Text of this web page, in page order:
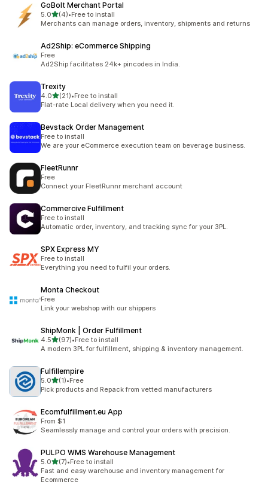
GoBolt Merchant Portal
5.0별 5개 중
(4)
총 리뷰 4개
•Free to install
Merchants can manage orders, inventory, shipments and returns
Ad2Ship: eCommerce Shipping
Free
Ad2Ship facilitates 24k+ pincodes in India.
Trexity
4.0별 5개 중
(21)
총 리뷰 21개
•Free to install
Flat-rate Local delivery when you need it.
Bevstack Order Management
Free to install
We are your eCommerce execution team on beverage business.
FleetRunnr
Free
Connect your FleetRunnr merchant account
Commercive Fulfillment
Free to install
Automatic order, inventory, and tracking sync for your 3PL.
SPX Express MY
Free to install
Everything you need to fulfil your orders.
Monta Checkout
Free
Link your webshop with our shippers
ShipMonk | Order Fulfillment
4.5별 5개 중
(97)
총 리뷰 97개
•Free to install
A modern 3PL for fulfillment, shipping & inventory management.
Fulfillempire
5.0별 5개 중
(1)
총 리뷰 1개
•Free
Pick products and Repack from vetted manufacturers
Ecomfulfillment.eu App
From $1
Seamlessly manage and control your orders with precision.
PULPO WMS Warehouse Management
5.0별 5개 중
(7)
총 리뷰 7개
•Free to install
Fast and easy warehouse and inventory management for
Ecommerce